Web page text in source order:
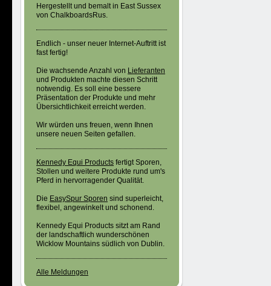
Hergestellt und bemalt in East Sussex
von ChalkboardsRus.
Endlich - unser neuer Internet-Auftritt ist
fast fertig!
Die wachsende Anzahl von Lieferanten
und Produkten machte diesen Schritt
notwendig. Es soll eine bessere
Präsentation der Produkte und mehr
Übersichtlichkeit erreicht werden.
Wir würden uns freuen, wenn Ihnen
unsere neuen Seiten gefallen.
Kennedy Equi Products fertigt Sporen,
Stollen und weitere Produkte rund um's
Pferd in hervorragender Qualität.
Die EasySpur Sporen sind superleicht,
flexibel, angewinkelt und schonend .
Kennedy Equi Products sitzt am Rand
der landschaftlich wunderschönen
Wicklow Mountains südlich von Dublin.
Alle Meldungen